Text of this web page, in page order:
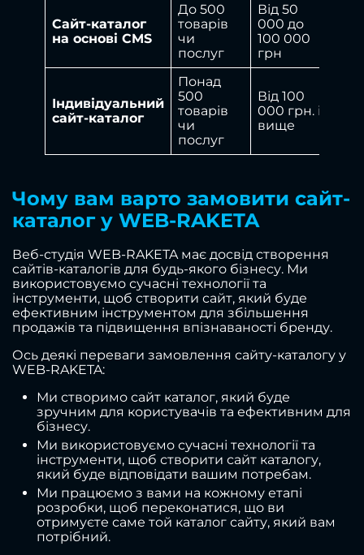
Сайт-каталог
на основі CMS
До 500
товарів
чи
послуг
Від 50
000 до
100 000
грн
Індивідуальний
сайт-каталог
Понад
500
товарів
чи
послуг
Від 100
000 грн. і
вище
Чому вам варто замовити сайт-
каталог у WEB-RAKETA
Веб-студія WEB-RAKETA має досвід створення
сайтів-каталогів для будь-якого бізнесу. Ми
використовуємо сучасні технології та
інструменти, щоб створити сайт, який буде
ефективним інструментом для збільшення
продажів та підвищення впізнаваності бренду.
Ось деякі переваги замовлення сайту-каталогу у
WEB-RAKETA:
Ми створимо сайт каталог, який буде
зручним для користувачів та ефективним для
бізнесу.
Ми використовуємо сучасні технології та
інструменти, щоб створити сайт каталогу,
який буде відповідати вашим потребам.
Ми працюємо з вами на кожному етапі
розробки, щоб переконатися, що ви
отримуєте саме той каталог сайту, який вам
потрібний.